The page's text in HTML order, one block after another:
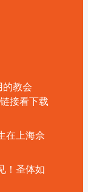
的教会
接看下载
在上海佘
！圣体如